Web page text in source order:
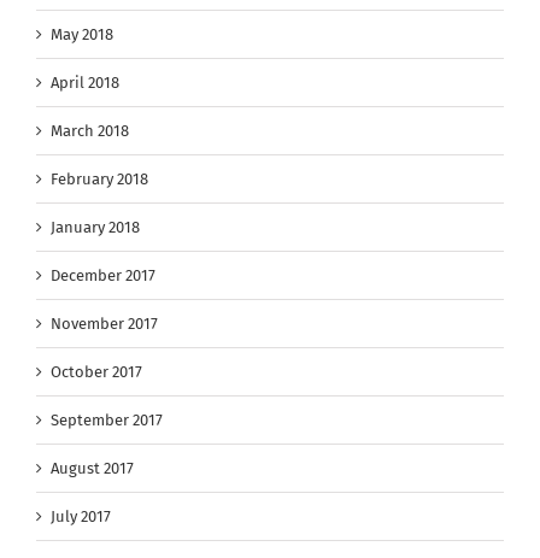
May 2018
April 2018
March 2018
February 2018
January 2018
December 2017
November 2017
October 2017
September 2017
August 2017
July 2017